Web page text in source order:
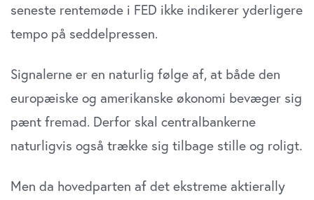
seneste rentemøde i FED ikke indikerer yderligere
tempo på seddelpressen.
Signalerne er en naturlig følge af, at både den
europæiske og amerikanske økonomi bevæger sig
pænt fremad. Derfor skal centralbankerne
naturligvis også trække sig tilbage stille og roligt.
Men da hovedparten af det ekstreme aktierally